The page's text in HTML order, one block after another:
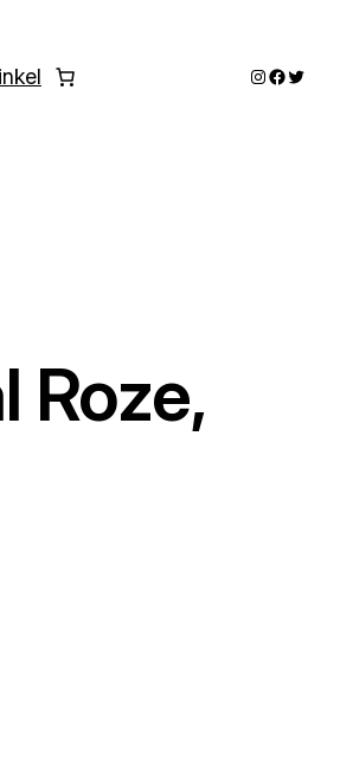
Instagram
Twitter
Roze,